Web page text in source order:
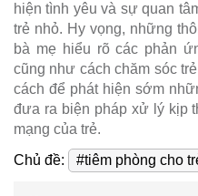
hiện tình yêu và sự quan
trẻ nhỏ. Hy vọng, những
bà mẹ hiểu rõ các phản
cũng như cách chăm sóc
cách để phát hiện sớm
đưa ra biện pháp xử lý kịp
mạng của trẻ.
Chủ đề:
#tiêm phòng cho